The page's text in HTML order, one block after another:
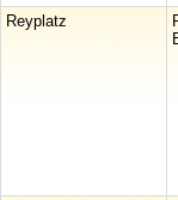
Reyplatz